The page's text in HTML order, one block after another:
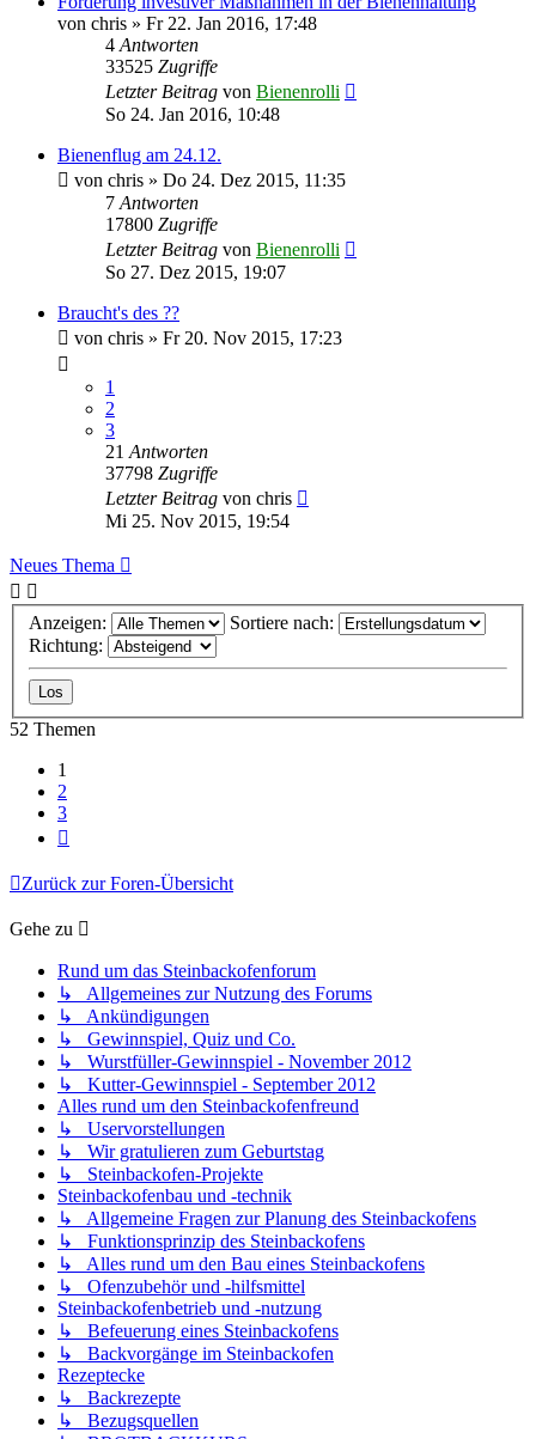
von chris » Fr 22. Jan 2016, 17:48
4 Antworten
33525 Zugriffe
Letzter Beitrag von Bienenrolli
So 24. Jan 2016, 10:48
Bienenflug am 24.12.
von chris » Do 24. Dez 2015, 11:35
7 Antworten
17800 Zugriffe
Letzter Beitrag von Bienenrolli
So 27. Dez 2015, 19:07
Braucht's des ??
von chris » Fr 20. Nov 2015, 17:23
1
2
3
21 Antworten
37798 Zugriffe
Letzter Beitrag von chris
Mi 25. Nov 2015, 19:54
Neues Thema
Anzeigen:
Sortiere nach:
Richtung:
52 Themen
1
2
3
Zurück zur Foren-Übersicht
Gehe zu
Rund um das Steinbackofenforum
↳ Allgemeines zur Nutzung des Forums
↳ Ankündigungen
↳ Gewinnspiel, Quiz und Co.
↳ Wurstfüller-Gewinnspiel - November 2012
↳ Kutter-Gewinnspiel - September 2012
Alles rund um den Steinbackofenfreund
↳ Uservorstellungen
↳ Wir gratulieren zum Geburtstag
↳ Steinbackofen-Projekte
Steinbackofenbau und -technik
↳ Allgemeine Fragen zur Planung des Steinbackofens
↳ Funktionsprinzip des Steinbackofens
↳ Alles rund um den Bau eines Steinbackofens
↳ Ofenzubehör und -hilfsmittel
Steinbackofenbetrieb und -nutzung
↳ Befeuerung eines Steinbackofens
↳ Backvorgänge im Steinbackofen
Rezeptecke
↳ Backrezepte
↳ Bezugsquellen